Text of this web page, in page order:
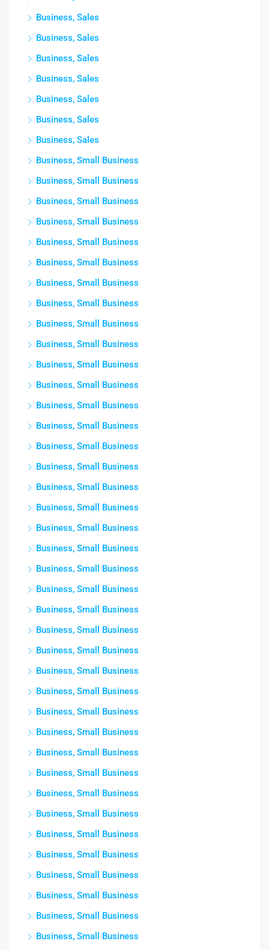
Business, Sales
Business, Sales
Business, Sales
Business, Sales
Business, Sales
Business, Sales
Business, Sales
Business, Small Business
Business, Small Business
Business, Small Business
Business, Small Business
Business, Small Business
Business, Small Business
Business, Small Business
Business, Small Business
Business, Small Business
Business, Small Business
Business, Small Business
Business, Small Business
Business, Small Business
Business, Small Business
Business, Small Business
Business, Small Business
Business, Small Business
Business, Small Business
Business, Small Business
Business, Small Business
Business, Small Business
Business, Small Business
Business, Small Business
Business, Small Business
Business, Small Business
Business, Small Business
Business, Small Business
Business, Small Business
Business, Small Business
Business, Small Business
Business, Small Business
Business, Small Business
Business, Small Business
Business, Small Business
Business, Small Business
Business, Small Business
Business, Small Business
Business, Small Business
Business, Small Business